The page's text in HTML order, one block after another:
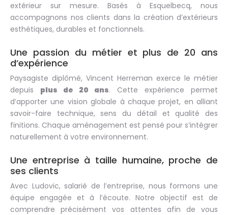
extérieur sur mesure. Basés à Esquelbecq, nous
accompagnons nos clients dans la création d’extérieurs
esthétiques, durables et fonctionnels.
Une passion du métier et plus de 20 ans
d’expérience
Paysagiste diplômé, Vincent Herreman exerce le métier
depuis plus de 20 ans. Cette expérience permet
d’apporter une vision globale à chaque projet, en alliant
savoir-faire technique, sens du détail et qualité des
finitions. Chaque aménagement est pensé pour s’intégrer
naturellement à votre environnement.
Une entreprise à taille humaine, proche de
ses clients
Avec Ludovic, salarié de l’entreprise, nous formons une
équipe engagée et à l’écoute. Notre objectif est de
comprendre précisément vos attentes afin de vous